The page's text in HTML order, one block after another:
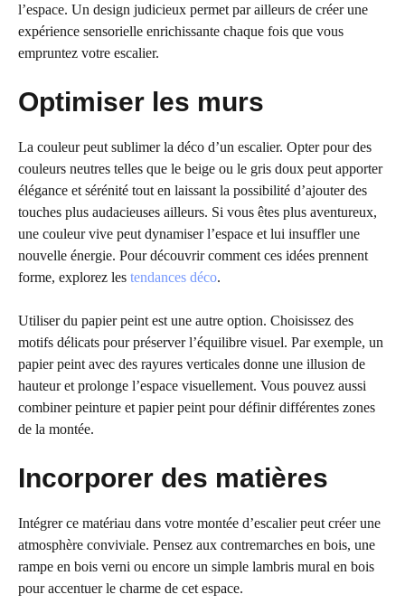
l’espace. Un design judicieux permet par ailleurs de créer une
expérience sensorielle enrichissante chaque fois que vous
empruntez votre escalier.
Optimiser les murs
La couleur peut sublimer la déco d’un escalier. Opter pour des
couleurs neutres telles que le beige ou le gris doux peut apporter
élégance et sérénité tout en laissant la possibilité d’ajouter des
touches plus audacieuses ailleurs. Si vous êtes plus aventureux,
une couleur vive peut dynamiser l’espace et lui insuffler une
nouvelle énergie. Pour découvrir comment ces idées prennent
forme, explorez les tendances déco.
Utiliser du papier peint est une autre option. Choisissez des
motifs délicats pour préserver l’équilibre visuel. Par exemple, un
papier peint avec des rayures verticales donne une illusion de
hauteur et prolonge l’espace visuellement. Vous pouvez aussi
combiner peinture et papier peint pour définir différentes zones
de la montée.
Incorporer des matières
Intégrer ce matériau dans votre montée d’escalier peut créer une
atmosphère conviviale. Pensez aux contremarches en bois, une
rampe en bois verni ou encore un simple lambris mural en bois
pour accentuer le charme de cet espace.